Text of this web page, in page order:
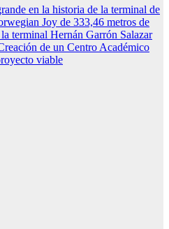
en la historia de la terminal de
Joy de 333,46 metros de
terminal Hernán Garrón Salazar
de un Centro Académico
viable